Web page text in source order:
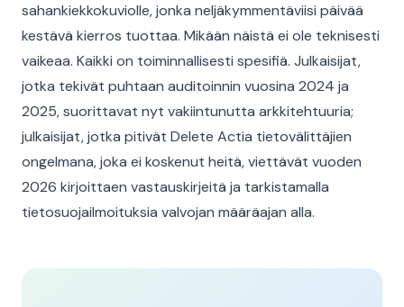
sahankiekkokuviolle, jonka neljäkymmentäviisi päivää
kestävä kierros tuottaa. Mikään näistä ei ole teknisesti
vaikeaa. Kaikki on toiminnallisesti spesifiä. Julkaisijat,
jotka tekivät puhtaan auditoinnin vuosina 2024 ja
2025, suorittavat nyt vakiintunutta arkkitehtuuria;
julkaisijat, jotka pitivät Delete Actia tietovälittäjien
ongelmana, joka ei koskenut heitä, viettävät vuoden
2026 kirjoittaen vastauskirjeitä ja tarkistamalla
tietosuojailmoituksia valvojan määräajan alla.